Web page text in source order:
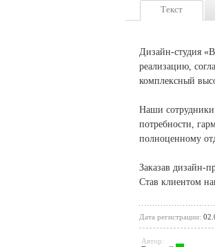
Текст
Дизайн-студия
реализацию,
комплексный
Наши сотрудники
потребности,
полноценному
Заказав дизайн-
Став клиентом
Дата регистрации:
Автор: